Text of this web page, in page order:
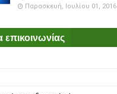
Παρασκευή, Ιουλίου 01, 2016